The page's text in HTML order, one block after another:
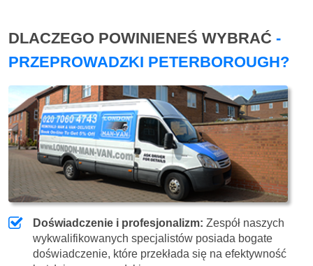
DLACZEGO POWINIENEŚ WYBRAĆ -
PRZEPROWADZKI PETERBOROUGH?
Doświadczenie i profesjonalizm: Zespół naszych
wykwalifikowanych specjalistów posiada bogate
doświadczenie, które przekłada się na efektywność